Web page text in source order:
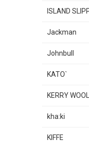
ISLAND
Jackman
Johnbull
KATO`
KERRY
kha:ki
KIFFE